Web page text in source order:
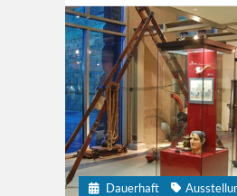
Dauerhaft